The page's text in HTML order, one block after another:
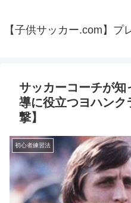
【子供サッカー.com】
サッカーコーチが知
導に役立つヨハン
撃】
初心者練習法